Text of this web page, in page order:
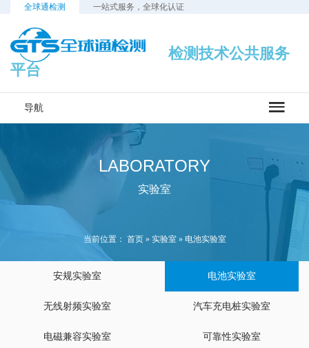
全球通检测 一站式服务，全球化认证
检测技术公共服务
平台
导航
LABORATORY
实验室
当前位置： 首页» 实验室» 电池实验室
安规实验室 电池实验室
无线射频实验室 汽车充电桩实验室
电磁兼容实验室 可靠性实验室